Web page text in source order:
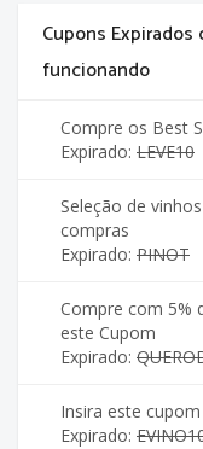
Cupons
funcionando
Compre os Best
Expirado: LEVE10
Seleção de
compras
Expirado: PINOT
Compre com 5%
este Cupom
Expirado:
Insira este
Expirado: